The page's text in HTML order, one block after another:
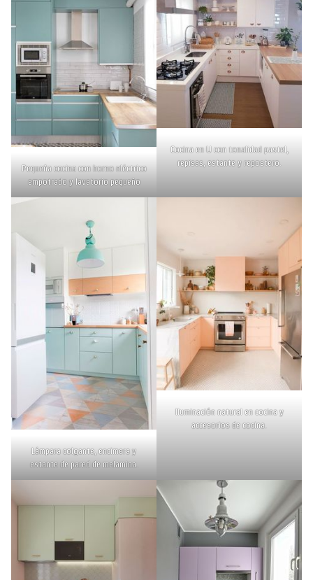
Pequeña cocina con horno eléctrico
empotrado y lavatorio pequeño
Cocina en U con tonalidad pastel,
repisas, estante y repostero.
Lámpara colgante, encimera y
estante de pared de melamina.
Iluminación natural en cocina y
accesorios de cocina.